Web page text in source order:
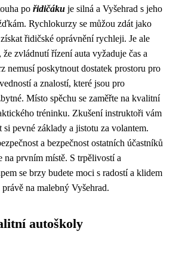
po řidičáku je silná a Vyšehrad s jeho
Rychlokurzy se můžou zdát jako
řidičské oprávnění rychleji. Je ale
zvládnutí řízení auta vyžaduje čas a
nemusí poskytnout dostatek prostoru pro
a znalostí, které jsou pro
Místo spěchu se zaměřte na kvalitní
tréninku. Zkušení instruktoři vám
pevné základy a jistotu za volantem.
a bezpečnost ostatních účastníků
na prvním místě. S trpělivostí a
se brzy budete moci s radostí a klidem
na malebný Vyšehrad.
autoškoly